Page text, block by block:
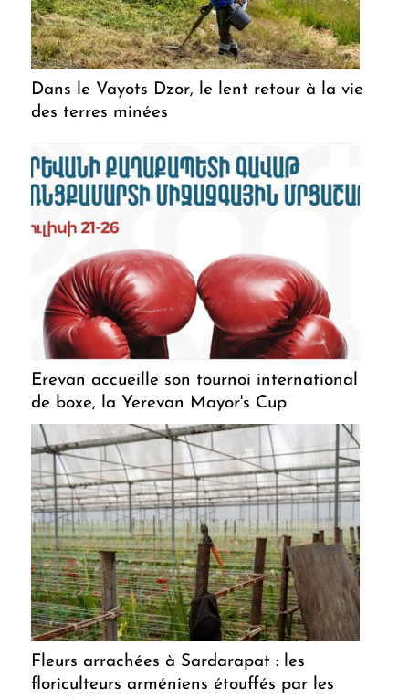
Dans le Vayots Dzor, le lent retour à la vie
des terres minées
Erevan accueille son tournoi international
de boxe, la Yerevan Mayor's Cup
Fleurs arrachées à Sardarapat : les
floriculteurs arméniens étouffés par les